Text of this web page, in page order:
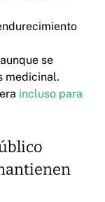
se
medicinal.
incluso para